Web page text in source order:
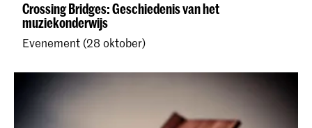
Crossing Bridges: Geschiedenis van het
muziekonderwijs
Evenement (28 oktober)